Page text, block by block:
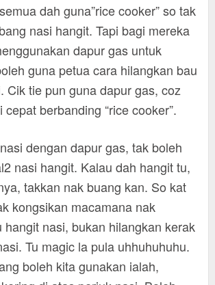
dah guna”rice cooker” so tak
nasi hangit. Tapi bagi mereka
dapur gas untuk
guna petua cara hilangkan bau
Cik tie pun guna dapur gas, coz
berbanding “rice cooker”.
dengan dapur gas, tak boleh
nasi hangit. Kalau dah hangit tu,
takkan nak buang kan. So kat
kongsikan macamana nak
hangit nasi, bukan hilangkan kerak
Tu magic la pula uhhuhuhuhu.
boleh kita gunakan ialah,